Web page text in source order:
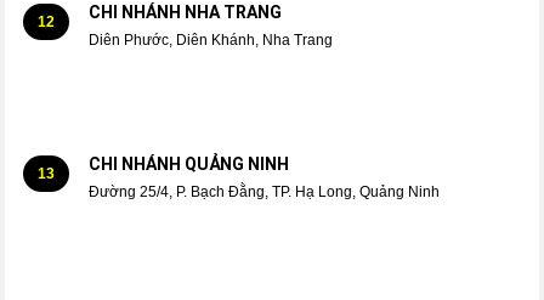
12 CHI NHÁNH NHA TRANG
Diên Phước, Diên Khánh, Nha Trang
13 CHI NHÁNH QUẢNG NINH
Đường 25/4, P. Bạch Đằng, TP. Hạ Long, Quảng Ninh